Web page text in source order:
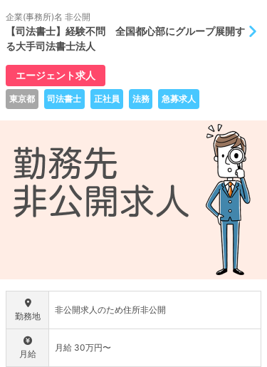
企業(事務所)名 非公開
【司法書士】経験不問 全国都心部にグループ展開す
る大手司法書士法人
エージェント求人
東京都 司法書士 正社員 法務 急募求人
勤務地
非公開求人のため住所非公開
月給
月給 30万円〜